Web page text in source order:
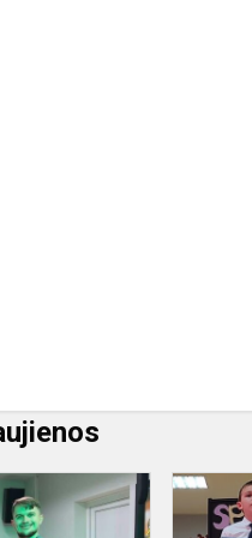
Dalyvavo
Lietuvos